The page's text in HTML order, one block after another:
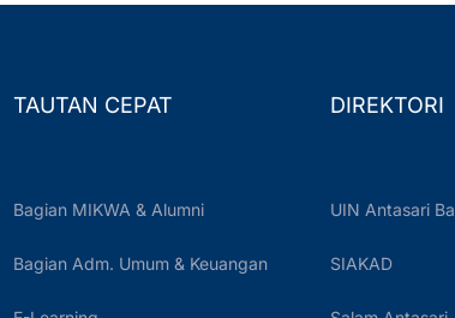
TAUTAN CEPAT
Bagian MIKWA & Alumni
Bagian Adm. Umum & Keuangan
DIREKTORI
UIN Antasari
SIAKAD